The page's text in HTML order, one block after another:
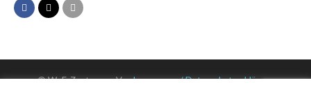
© WuF-Zentrum e. V. –Impressum / Datenschutzerklärung